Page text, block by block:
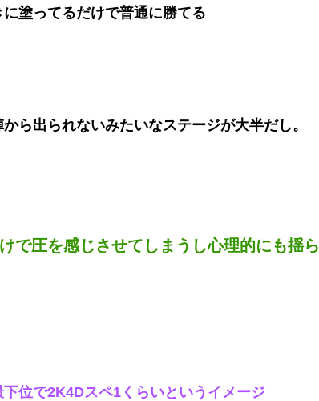
塗ってるだけで普通に勝てる
ら出られないみたいなステージが大半だし。
で圧を感じさせてしまうし心理的にも揺ら
位で2K4Dスペ1くらいというイメージ